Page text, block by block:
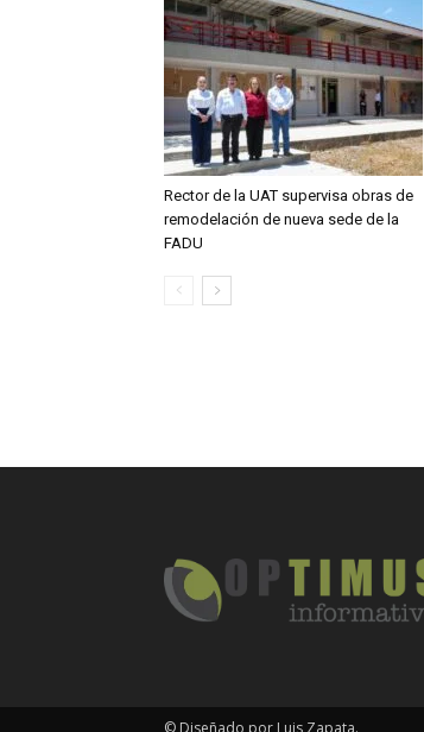
Rector de la UAT supervisa obras de
remodelación de nueva sede de la
FADU
© Diseñado por Luis Zapata.